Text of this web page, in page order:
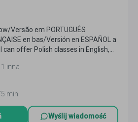
Versão em PORTUGUÊS
en bas/Versión en ESPAÑOL a
can offer Polish classes in English,...
inna
min
Wyślij wiadomość